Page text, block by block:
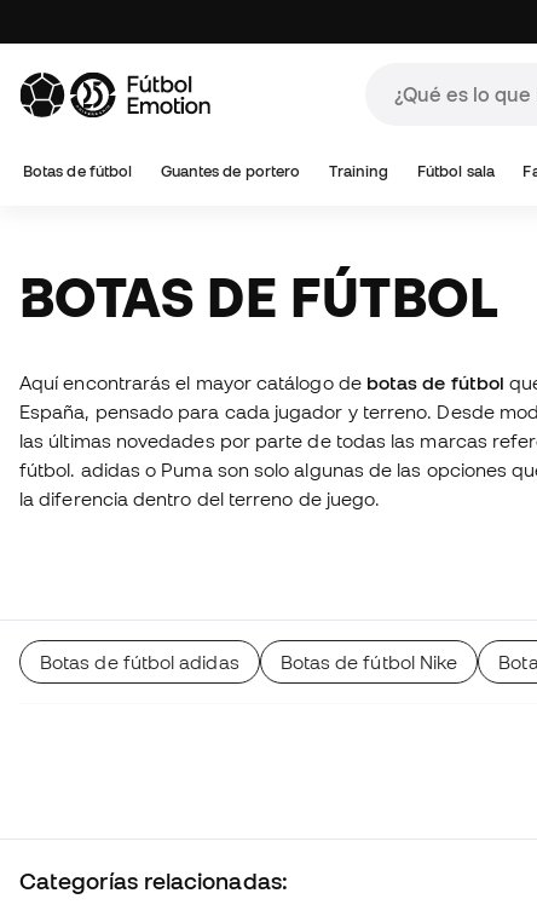
Botas de fútbol Guantes de portero Training Fútbol sala
BOTAS DE FÚTBOL
Aquí encontrarás el mayor catálogo de botas de fútbol
España, pensado para cada jugador y terreno. Desde
las últimas novedades por parte de todas las marcas
fútbol. adidas o Puma son solo algunas de las opciones
la diferencia dentro del terreno de juego.
Botas de fútbol adidas Botas de fútbol Nike
Categorías relacionadas: